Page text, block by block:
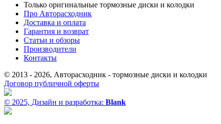
Только оригинальные тормозные диски и колодки
Про Авторасходник
Доставка и оплата
Гарантия и возврат
Статьи и обзоры
Производители
Контакты
© 2013 - 2026, Авторасходник - тормозные диски и колодки
Договор публичной оферты
© 2025, Дизайн и разработка: Blank